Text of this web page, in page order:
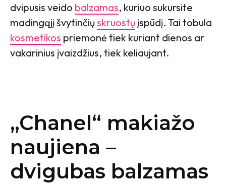
dvipusis veido balzamas, kuriuo sukursite
madingąjį švytinčiųskruostų įspūdį. Tai tobula
kosmetikos priemonė tiek kuriant dienos ar
vakarinius įvaizdžius, tiek keliaujant.
„Chanel“ makiažo
naujiena –
dvigubas balzamas